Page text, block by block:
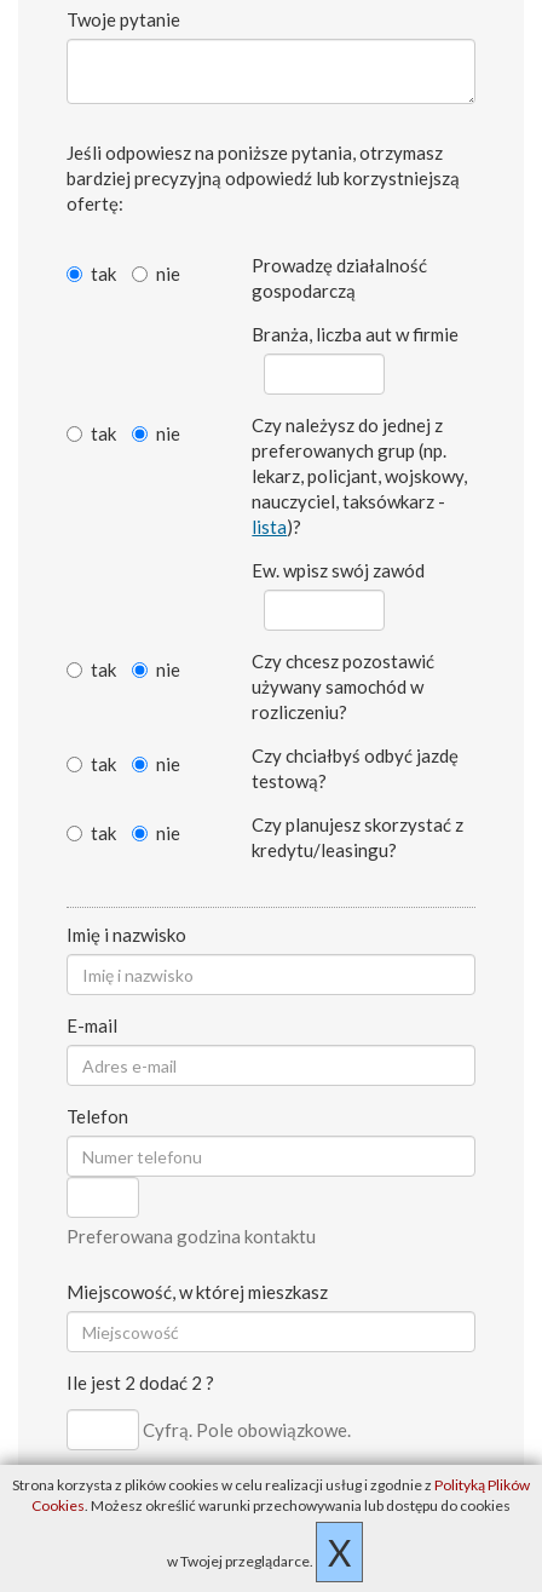
Twoje pytanie
Jeśli odpowiesz na poniższe pytania, otrzymasz
bardziej precyzyjną odpowiedź lub korzystniejszą
ofertę:
tak nie
Prowadzę działalność
gospodarczą
Branża, liczba aut w firmie
tak nie
Czy należysz do jednej z
preferowanych grup (np.
lekarz, policjant, wojskowy,
nauczyciel, taksówkarz -
lista)?
Ew. wpisz swój zawód
tak nie
Czy chcesz pozostawić
używany samochód w
rozliczeniu?
tak nie
Czy chciałbyś odbyć jazdę
testową?
tak nie
Czy planujesz skorzystać z
kredytu/leasingu?
Imię i nazwisko
E-mail
Telefon
Preferowana godzina kontaktu
Miejscowość, w której mieszkasz
Ile jest 2 dodać 2 ?
Cyfrą. Pole obowiązkowe.
Naciskając przycisk "Wyślij" potwierdzasz
Informacji dotyczących
przetwarzania danych osobowych.
Strona korzysta z plików cookies w celu realizacji usług i zgodnie z Polityką Plików
Cookies. Możesz określić warunki przechowywania lub dostępu do cookies
w Twojej przeglądarce. X